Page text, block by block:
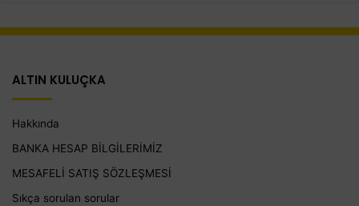
ALTIN KULUÇKA
Hakkında
BANKA HESAP BİLGİLERİMİZ
MESAFELİ SATIŞ SÖZLEŞMESİ
Sıkça sorulan sorular